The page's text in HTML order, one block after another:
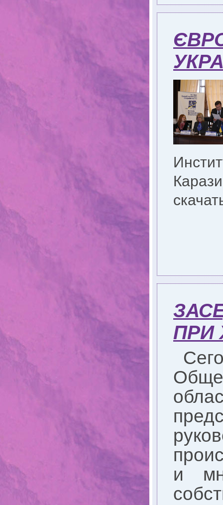
ПРИ
и